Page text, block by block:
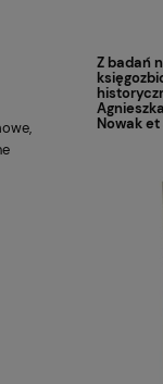
Z badań
Nowak et